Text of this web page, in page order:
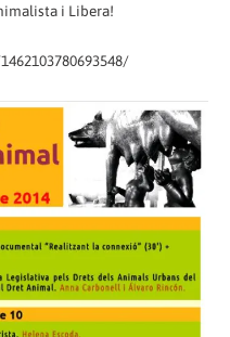
i Libera!